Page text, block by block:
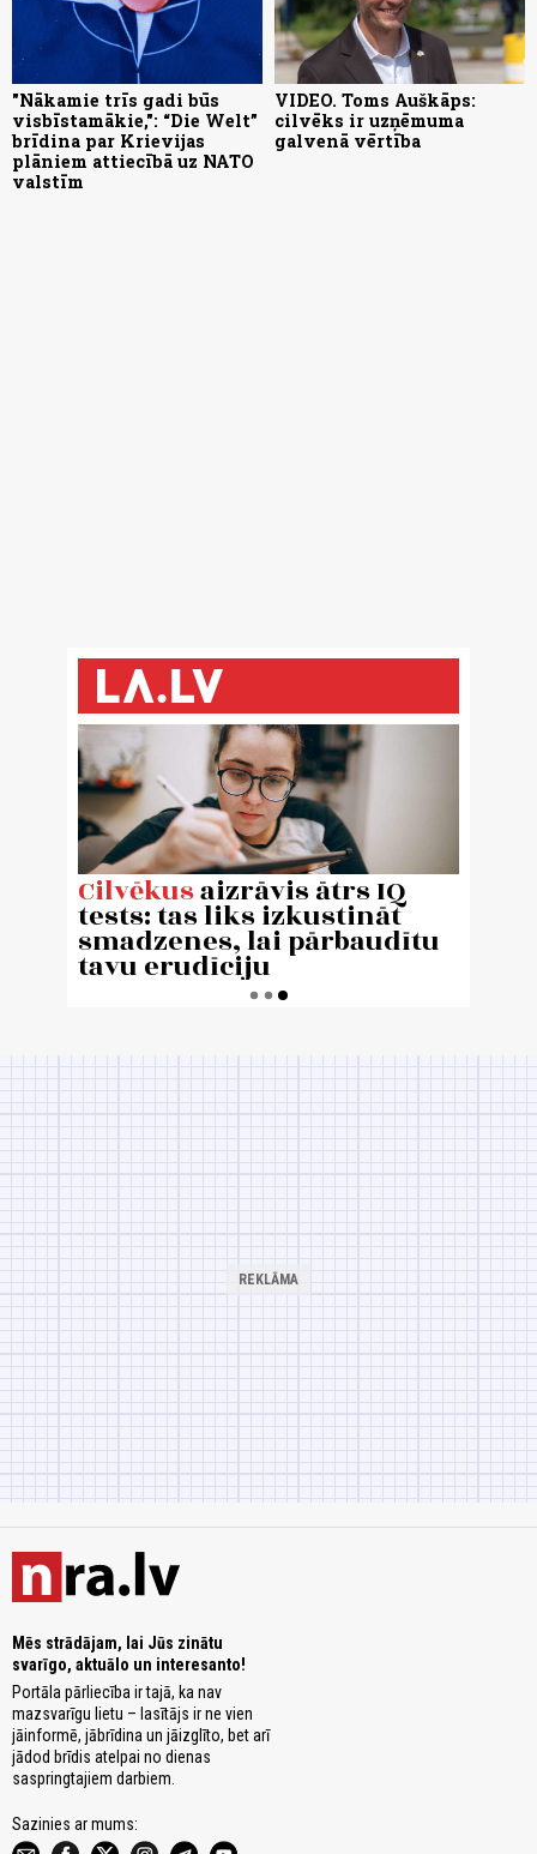
"Nākamie trīs gadi būs
visbīstamākie,": “Die Welt”
brīdina par Krievijas
plāniem attiecībā uz NATO
valstīm
VIDEO. Toms Auškāps:
cilvēks ir uzņēmuma
galvenā vērtība
Mēs strādājam, lai Jūs zinātu
svarīgo, aktuālo un interesanto!
Portāla pārliecība ir tajā, ka nav
mazsvarīgu lietu – lasītājs ir ne vien
jāinformē, jābrīdina un jāizglīto, bet arī
jādod brīdis atelpai no dienas
saspringtajiem darbiem.
Sazinies ar mums: